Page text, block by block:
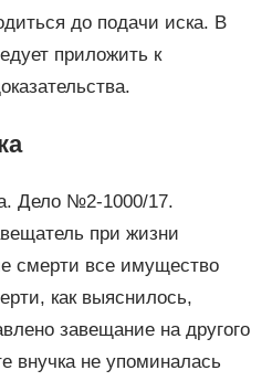
до подачи иска. В
приложить к
Дело №2-1000/17.
при жизни
смерти все имущество
как выяснилось,
завещание на другого
внучка не упоминалась